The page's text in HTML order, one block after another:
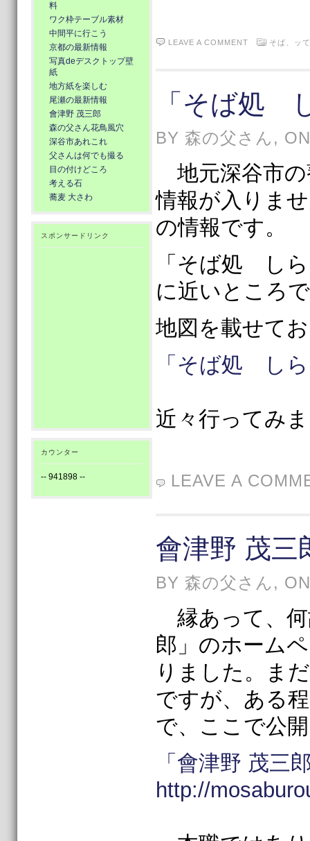
料
ワク枠テーブル素材
中間平に行こう
京都の最新情報
写真deデスクトップ壁
紙
地方紙を楽しむ
尾瀬の最新情報
會津野 茂三郎
森の父さん花鳥風穴
深谷市あれこれ
父さんは何でも撮る
目の付けどころ
考える石
蕎麦 大さわ
スポンサードリンク
カウンター
-- 941898--
LEAVE A COMMENT そば、ッ
「そば処
BY 森の父さん,
地元深谷市の
情報が入りま
の情報です。
「そば処 し
に近いところ
地図を載せて
「そば処 し
近々行ってみ
LEAVE A
會津野 茂三
BY 森の父さん,
縁あって、何
郎」のホーム
りました。ま
ですが、ある
で、ここで公
「會津野 茂
http://